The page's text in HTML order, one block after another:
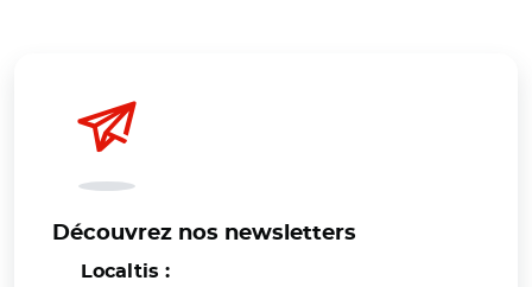
Découvrez nos newsletters
Localtis :